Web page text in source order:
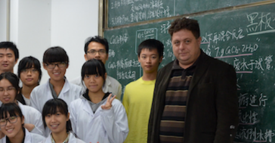
膜產品暢銷全球40多國
獎
家科學技術獎
跨省協同 聯動調解涉俄糾紛
：將發放超4.5億元消費券等消費補貼